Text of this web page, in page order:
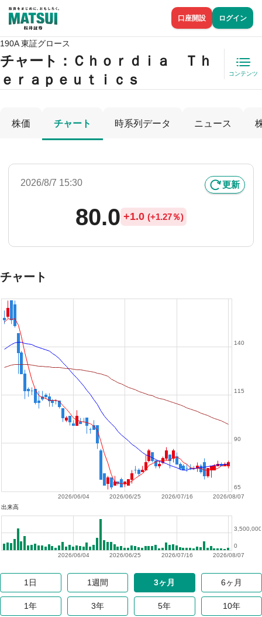
口座開設 ログイン
190A 東証グロース
チャート： Ｃｈｏｒｄｉａ Ｔｈ
ｅｒａｐｅｕｔｉｃｓ
コンテンツ
株価 チャート 時系列データ ニュース
2026/8/7 15:30 更新
80.0 +1.0 (+1.27％)
チャート
2026/08/07
2026/07/16
2026/06/25
2026/06/04
65
90
115
140
出来高
2026/08/07
2026/07/16
2026/06/25
2026/06/04
0
3,500,000
1日 1週間 3ヶ月 6ヶ月
1年 3年 5年 10年